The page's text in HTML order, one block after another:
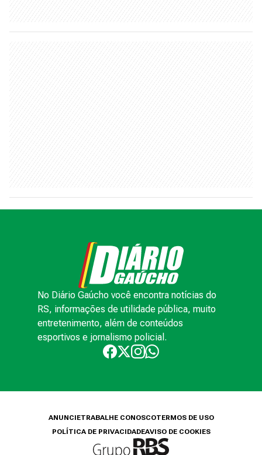
No Diário Gaúcho você encontra notícias do
RS, informações de utilidade pública, muito
entretenimento, além de conteúdos
esportivos e jornalismo policial.
ANUNCIETRABALHE CONOSCOTERMOS DE USO
POLÍTICA DE PRIVACIDADEAVISO DE COOKIES